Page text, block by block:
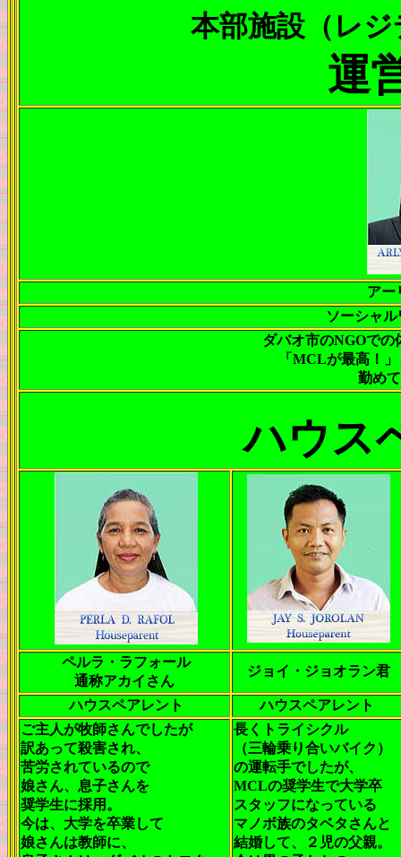
本部施設（レ
運
アー
ソーシャ
ダバオ市のNGOでの
「MCLが最高！
勤め
ハウス
ペルラ・ラフォール
通称アカイさん
ジョイ・ジョオラン君
ハウスペアレント
ハウスペアレント
ご主人が牧師さんでしたが
訳あって殺害され、
苦労されているので
娘さん、息子さんを
奨学生に採用。
今は、大学を卒業して
娘さんは教師に、
長くトライシクル
（三輪乗り合いバイク）
の運転手でしたが、
MCLの奨学生で大学卒
スタッフになっている
マノボ族のタベタさんと
結婚して、２児の父親。